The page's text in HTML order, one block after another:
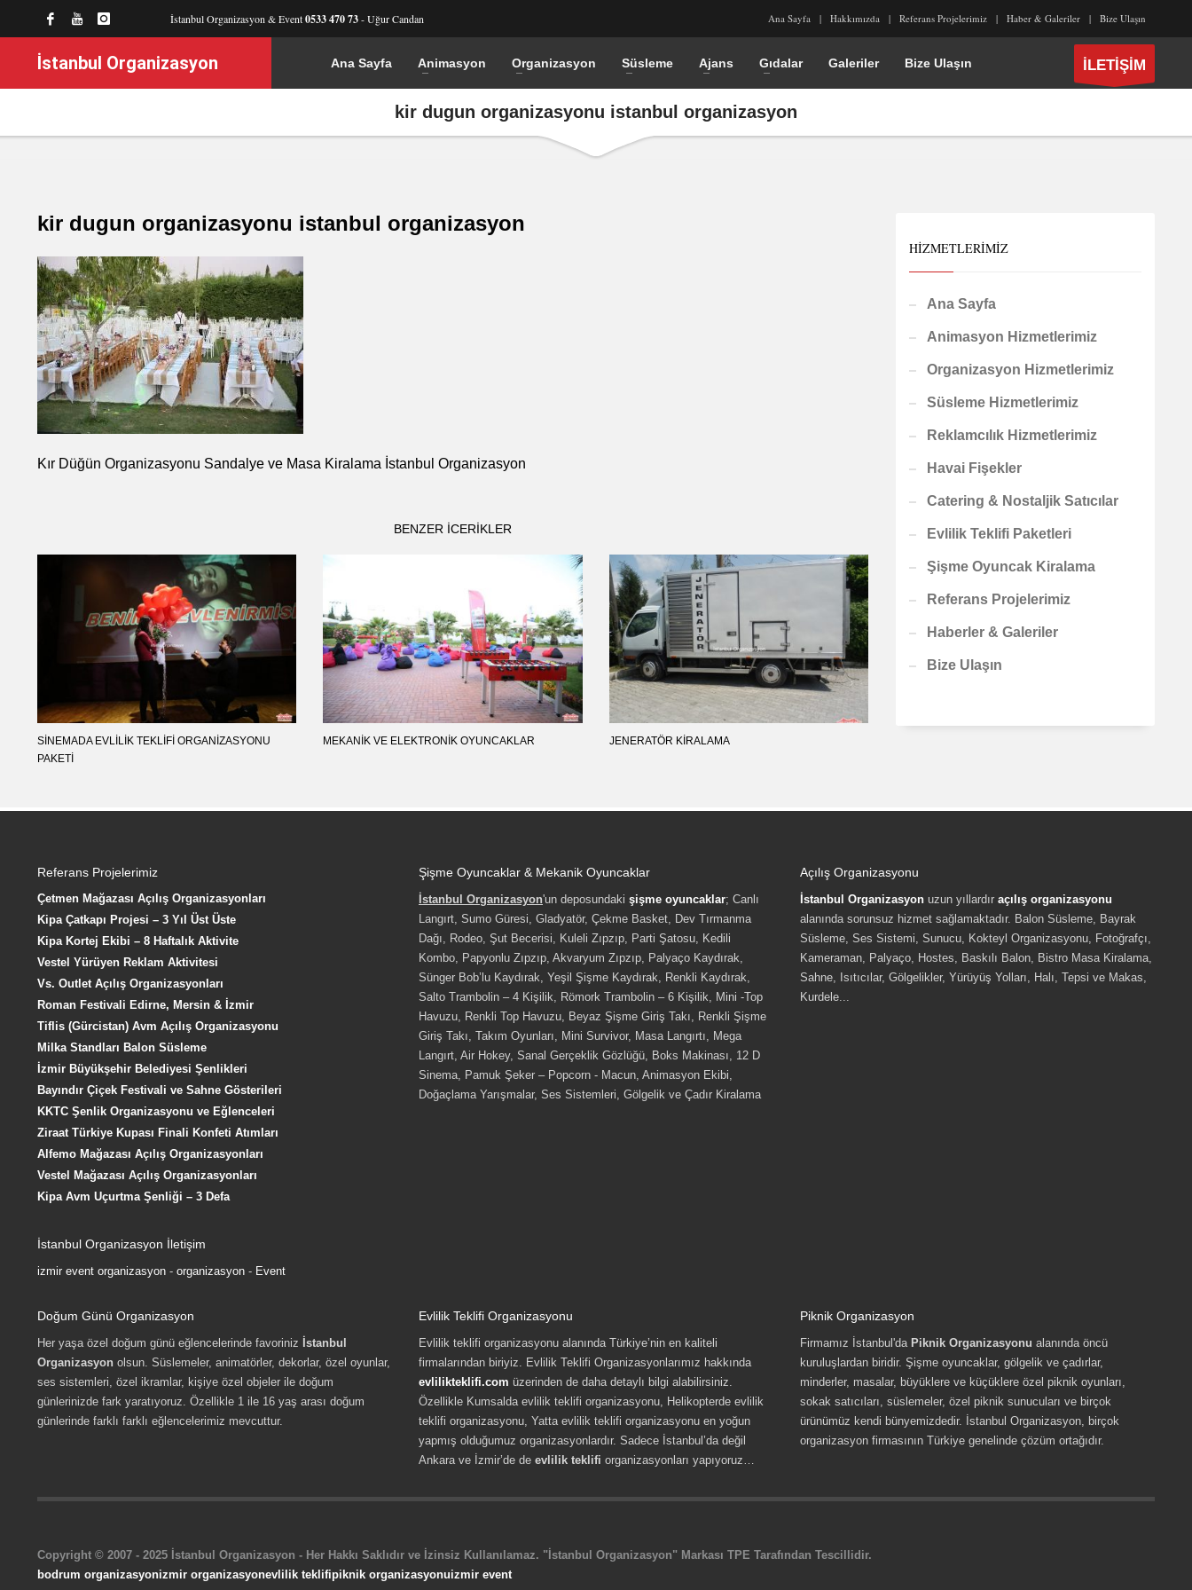
İstanbul Organizasyon & Event0533 470 73- Uğur Candan Ana Sayfa Hakkımızda Referans Projelerimiz Haber & Galeriler Bize Ulaşın
İstanbul Organizasyon Ana Sayfa Animasyon Organizasyon Süsleme Ajans Gıdalar Galeriler Bize Ulaşın İLETİŞİM
kir dugun organizasyonu istanbul organizasyon
kir dugun organizasyonu istanbul organizasyon
Kır Düğün Organizasyonu Sandalye ve Masa Kiralama İstanbul Organizasyon
BENZER ICERIKLER
SINEMADA EVLILIK TEKLIFI ORGANIZASYONU
PAKETI
MEKANIK VE ELEKTRONIK OYUNCAKLAR JENERATÖR KIRALAMA
HIZMETLERIMIZ
Ana Sayfa
Animasyon Hizmetlerimiz
Organizasyon Hizmetlerimiz
Süsleme Hizmetlerimiz
Reklamcılık Hizmetlerimiz
Havai Fişekler
Catering & Nostaljik Satıcılar
Evlilik Teklifi Paketleri
Şişme Oyuncak Kiralama
Referans Projelerimiz
Haberler & Galeriler
Bize Ulaşın
Referans Projelerimiz
Çetmen Mağazası Açılış Organizasyonları
Kipa Çatkapı Projesi – 3 Yıl Üst Üste
Kipa Kortej Ekibi – 8 Haftalık Aktivite
Vestel Yürüyen Reklam Aktivitesi
Vs. Outlet Açılış Organizasyonları
Roman Festivali Edirne, Mersin & İzmir
Tiflis (Gürcistan) Avm Açılış Organizasyonu
Milka Standları Balon Süsleme
İzmir Büyükşehir Belediyesi Şenlikleri
Bayındır Çiçek Festivali ve Sahne Gösterileri
KKTC Şenlik Organizasyonu ve Eğlenceleri
Ziraat Türkiye Kupası Finali Konfeti Atımları
Alfemo Mağazası Açılış Organizasyonları
Vestel Mağazası Açılış Organizasyonları
Kipa Avm Uçurtma Şenliği – 3 Defa
İstanbul Organizasyon İletişim
izmir event organizasyon - organizasyon - Event
Şişme Oyuncaklar & Mekanik Oyuncaklar
İstanbul Organizasyon'un deposundaki şişme oyuncaklar; Canlı
Langırt, Sumo Güresi, Gladyatör, Çekme Basket, Dev Tırmanma
Dağı, Rodeo, Şut Becerisi, Kuleli Zıpzıp, Parti Şatosu, Kedili
Kombo, Papyonlu Zıpzıp, Akvaryum Zıpzıp, Palyaço Kaydırak,
Sünger Bob’lu Kaydırak, Yeşil Şişme Kaydırak, Renkli Kaydırak,
Salto Trambolin – 4 Kişilik, Römork Trambolin – 6 Kişilik, Mini -Top
Havuzu, Renkli Top Havuzu, Beyaz Şişme Giriş Takı, Renkli Şişme
Giriş Takı, Takım Oyunları, Mini Survivor, Masa Langırtı, Mega
Langırt, Air Hokey, Sanal Gerçeklik Gözlüğü, Boks Makinası, 12 D
Sinema, Pamuk Şeker – Popcorn - Macun, Animasyon Ekibi,
Doğaçlama Yarışmalar, Ses Sistemleri, Gölgelik ve Çadır Kiralama
Açılış Organizasyonu
İstanbul Organizasyon uzun yıllardır açılış organizasyonu
alanında sorunsuz hizmet sağlamaktadır. Balon Süsleme, Bayrak
Süsleme, Ses Sistemi, Sunucu, Kokteyl Organizasyonu, Fotoğrafçı,
Kameraman, Palyaço, Hostes, Baskılı Balon, Bistro Masa Kiralama,
Sahne, Isıtıcılar, Gölgelikler, Yürüyüş Yolları, Halı, Tepsi ve Makas,
Kurdele...
Doğum Günü Organizasyon
Her yaşa özel doğum günü eğlencelerinde favoriniz İstanbul
Organizasyon olsun. Süslemeler, animatörler, dekorlar, özel oyunlar,
ses sistemleri, özel ikramlar, kişiye özel objeler ile doğum
günlerinizde fark yaratıyoruz. Özellikle 1 ile 16 yaş arası doğum
günlerinde farklı farklı eğlencelerimiz mevcuttur.
Evlilik Teklifi Organizasyonu
Evlilik teklifi organizasyonu alanında Türkiye’nin en kaliteli
firmalarından biriyiz. Evlilik Teklifi Organizasyonlarımız hakkında
evlilikteklifi.com üzerinden de daha detaylı bilgi alabilirsiniz.
Özellikle Kumsalda evlilik teklifi organizasyonu, Helikopterde evlilik
teklifi organizasyonu, Yatta evlilik teklifi organizasyonu en yoğun
yapmış olduğumuz organizasyonlardır. Sadece İstanbul’da değil
Ankara ve İzmir’de de evlilik teklifi organizasyonları yapıyoruz…
Piknik Organizasyon
Firmamız İstanbul'da Piknik Organizasyonu alanında öncü
kuruluşlardan biridir. Şişme oyuncaklar, gölgelik ve çadırlar,
minderler, masalar, büyüklere ve küçüklere özel piknik oyunları,
sokak satıcıları, süslemeler, özel piknik sunucuları ve birçok
ürünümüz kendi bünyemizdedir. İstanbul Organizasyon, birçok
organizasyon firmasının Türkiye genelinde çözüm ortağıdır.
Copyright © 2007 - 2025 İstanbul Organizasyon - Her Hakkı Saklıdır ve İzinsiz Kullanılamaz. "İstanbul Organizasyon" Markası TPE Tarafından Tescillidir.
bodrum organizasyonizmir organizasyonevlilik teklifipiknik organizasyonuizmir event